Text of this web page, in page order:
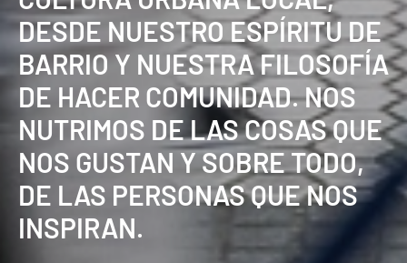
DESDE NUESTRO ESPÍRITU DE
BARRIO Y NUESTRA FILOSOFÍA
DE HACER COMUNIDAD. NOS
NUTRIMOS DE LAS COSAS QUE
NOS GUSTAN Y SOBRE TODO,
DE LAS PERSONAS QUE NOS
INSPIRAN.